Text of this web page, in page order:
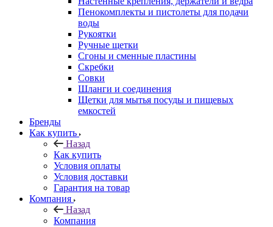
Пенокомплекты и пистолеты для подачи
воды
Рукоятки
Ручные щетки
Сгоны и сменные пластины
Скребки
Совки
Шланги и соединения
Щетки для мытья посуды и пищевых
емкостей
Бренды
Как купить
Назад
Как купить
Условия оплаты
Условия доставки
Гарантия на товар
Компания
Назад
Компания